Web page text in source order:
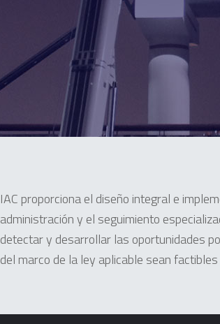
IAC proporciona el diseño integral e
administración y el seguimiento
detectar y desarrollar las oportunidades
del marco de la ley aplicable sean